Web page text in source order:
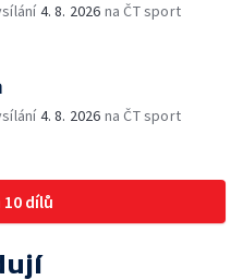
4. 8. 2026 na ČT sport
4. 8. 2026 na ČT sport
dílů